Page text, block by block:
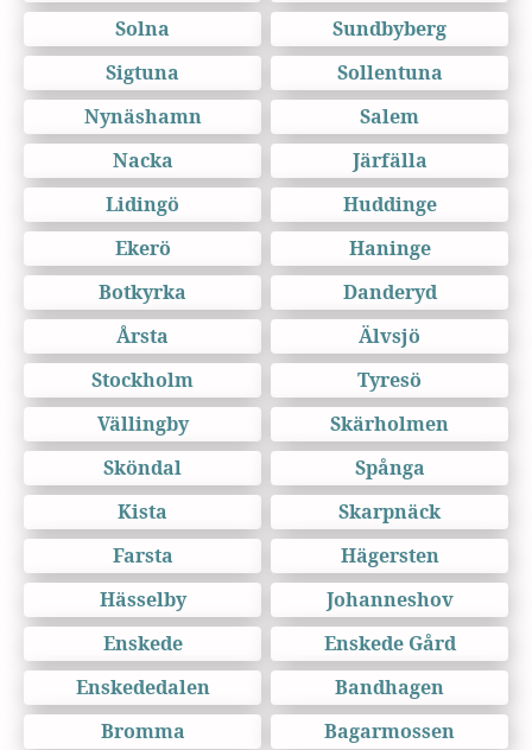
Solna
Sundbyberg
Sigtuna
Sollentuna
Nynäshamn
Salem
Nacka
Järfälla
Lidingö
Huddinge
Ekerö
Haninge
Botkyrka
Danderyd
Årsta
Älvsjö
Stockholm
Tyresö
Vällingby
Skärholmen
Sköndal
Spånga
Kista
Skarpnäck
Farsta
Hägersten
Hässelby
Johanneshov
Enskede
Enskede Gård
Enskededalen
Bandhagen
Bromma
Bagarmossen